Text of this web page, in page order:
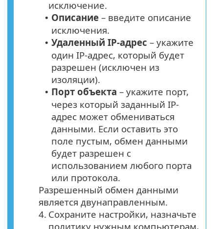
исключение.
• Описание – введите описание
исключения.
• Удаленный IP-адрес – укажите
один IP-адрес, который будет
разрешен (исключен из
изоляции).
• Порт объекта – укажите порт,
через который заданный IP-
адрес может обмениваться
данными. Если оставить это
поле пустым, обмен данными
будет разрешен с
использованием любого порта
или протокола.
Разрешенный обмен данными
является двунаправленным.
4. Сохраните настройки, назначьте
политику нужным компьютерам,